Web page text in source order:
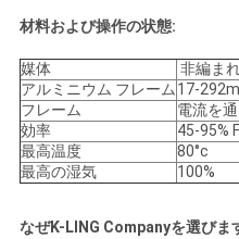
材料および操作の状態:
媒体
非編ま
アルミニウム フレーム17-
フレーム
電流を
効率
45-95%
最高温度
80°c
最高の湿気
100%
なぜK-LING Companyを選びま